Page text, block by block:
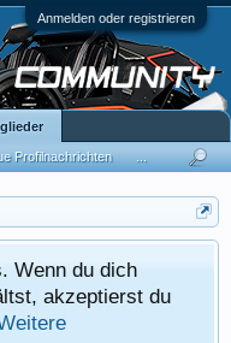
Anmelden oder registrieren
Wenn du dich
akzeptierst du
Profilnachrichten